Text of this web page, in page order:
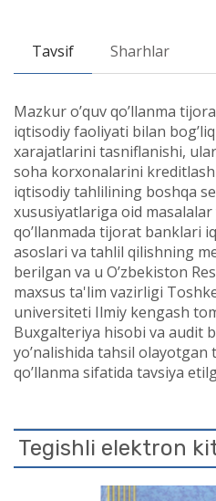
Tavsif Sharhlar
Mazkur o’quv qo’llanma
iqtisodiy faoliyati bilan
xarajatlarini tasniflanishi,
soha korxonalarini
iqtisodiy tahlilining boshqa
xususiyatlariga oid
qo’llanmada tijorat banklari
asoslari va tahlil qilishning
berilgan va u O’zbekiston
maxsus ta'lim vazirligi
universiteti Ilmiy kengash
Buxgalteriya hisobi va audit
yo’nalishida tahsil olayotgan
qo’llanma sifatida tavsiya
Tegishli elektron